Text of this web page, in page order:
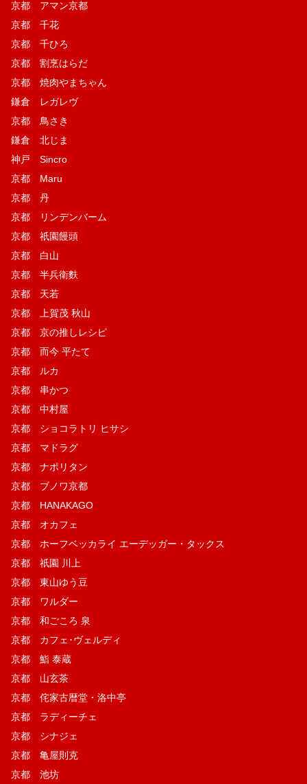
京都 アマン京都
京都 千花
京都 千ひろ
京都 割烹はらだ
京都 焼肉やまちゃん
鎌倉 レガレヴ
京都 鳥さき
鎌倉 北じま
神戸 Sincro
京都 Maru
京都 丹
京都 リンデンバーム
京都 祇園饅頭
京都 白山
京都 半兵衛麩
京都 天若
京都 上賀茂 秋山
京都 京の推しレシピ
京都 而今 平たて
京都 ルカ
京都 串かつ
京都 中村屋
京都 ショコラトリ ヒサシ
京都 マドラグ
京都 ナポリタン
京都 ブノワ京都
京都 HANAKAGO
京都 オカフェ
京都 ホーフベッカライ エーデッガー・タックス
京都 祇園 川上
京都 東山ゆう豆
京都 ワルダー
京都 和ごころ 泉
京都 カフェ･ヴェルディ
京都 鮨 泰蔵
京都 山玄茶
京都 侘家古暦堂・洛中亭
京都 ラディーチェ
京都 シナジェ
京都 亀屋則克
京都 池坊